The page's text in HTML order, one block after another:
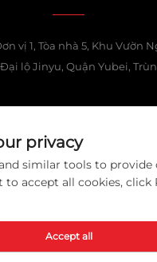
vị 1, Tòa nhà 5, Khu Vườn
lộ Jinyu, Quận Yubei,
được bảo lưu.
Chính sách
privacy
similar tools to provide
to accept all cookies, click
Accept all